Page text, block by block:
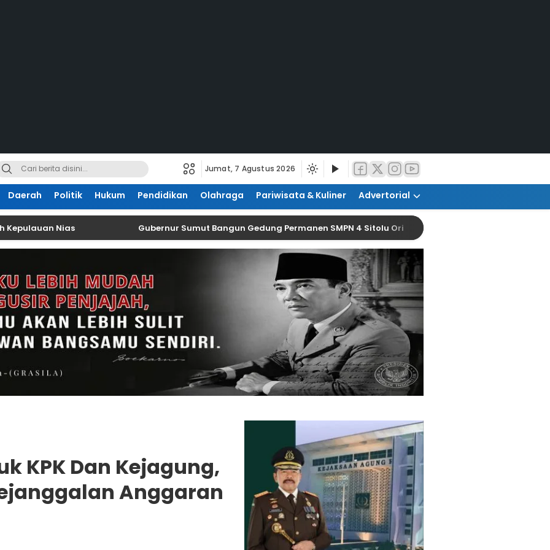
Jumat, 7 Agustus 2026
Daerah Politik Hukum Pendidikan Olahraga Pariwisata & Kuliner Advertorial
Nias Gubernur Sumut Bangun Gedung Permanen SMPN 4 Sitolu Ori
KPK Dan Kejagung,
Anggaran